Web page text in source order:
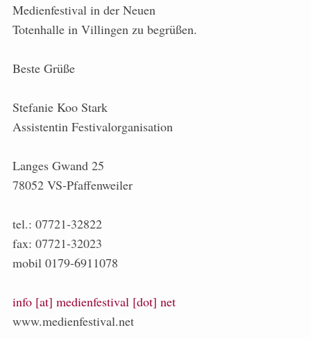
Medienfestival in der Neuen
Totenhalle in Villingen zu begrüßen.
Beste Grüße
Stefanie Koo Stark
Assistentin Festivalorganisation
Langes Gwand 25
78052 VS-Pfaffenweiler
tel.: 07721-32822
fax: 07721-32023
mobil 0179-6911078
info [at] medienfestival [dot] net
www.medienfestival.net